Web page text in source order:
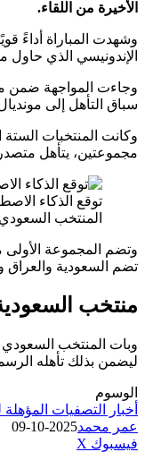
الأخيرة من اللقاء.
وشهدت المباراة أداءً
الإندونيسي الذي
وجاءت المواجهة ضمن
سباق التأهل إلى مونديال الولايات المتحدة وكندا
وكانت المنتخبات الستة
مجموعتين، يتأهل
توقع الذكاء
المنتخب السعودي
وتضم المجموعة الأولى
تضم السعودية والعراق
منتخب
وبات المنتخب السعودي
ليضمن بذلك تأهله الرسمي إلى نهائيات كأس
الوسوم
أخبار التصفيات
عمر محمد2025-10-09
فيسبوك ‫X